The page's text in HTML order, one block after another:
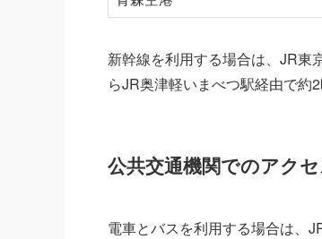
新幹線を利用する場合は、JR東
らJR奥津軽いまべつ駅経由で約2
公共交通機関でのアク
電車とバスを利用する場合は、